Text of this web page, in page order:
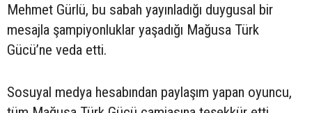
Mehmet Gürlü, bu sabah yayınladığı duygusal bir
mesajla şampiyonluklar yaşadığı Mağusa Türk
Gücü’ne veda etti.
Sosuyal medya hesabından paylaşım yapan oyuncu,